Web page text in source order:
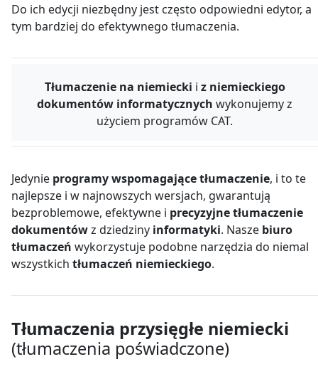
Do ich edycji niezbędny jest często odpowiedni edytor, a
tym bardziej do efektywnego tłumaczenia.
Tłumaczenie na niemiecki i z niemieckiego
dokumentów informatycznych wykonujemy z
użyciem programów CAT.
Jedynie programy wspomagające tłumaczenie, i to te
najlepsze i w najnowszych wersjach, gwarantują
bezproblemowe, efektywne i precyzyjne tłumaczenie
dokumentówz dziedziny informatyki. Nasze biuro
tłumaczeń wykorzystuje podobne narzędzia do niemal
wszystkich tłumaczeń niemieckiego.
Tłumaczenia przysięgłe niemiecki
(tłumaczenia poświadczone)